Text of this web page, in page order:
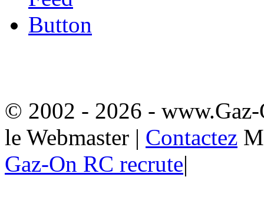
© 2002 - 2026 -
le Webmaster | Contactez
Gaz-On RC recrute|